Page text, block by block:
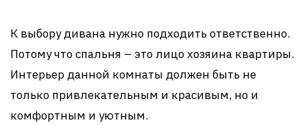
К выбору дивана нужно подходить ответственно.
Потому что спальня – это лицо хозяина квартиры.
Интерьер данной комнаты должен быть не
только привлекательным и красивым, но и
комфортным и уютным.